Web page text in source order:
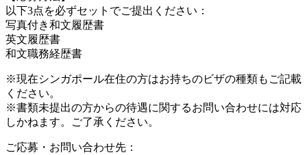
以下3点を必ずセットでご提出ください：
写真付き和文履歴書
英文履歴書
和文職務経歴書
※現在シンガポール在住の方はお持ちのビザの種類もご記載
ください。
※書類未提出の方からの待遇に関するお問い合わせには対応
しかねます。ご了承ください。
ご応募・お問い合わせ先：